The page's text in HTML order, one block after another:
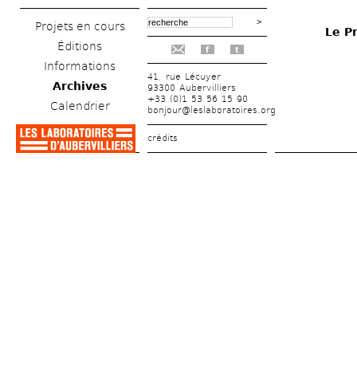
Projets en cours
Éditions
Informations
Archives
Calendrier
f t
41, rue Lécuyer
93300 Aubervilliers
+33 (0)1 53 56 15 90
bonjour@leslaboratoires.org
crédits
Le